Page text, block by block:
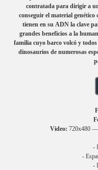
contratada para dirigir a
conseguir el material genético
tienen en su ADN la clave
grandes beneficios a la
familia cuyo barco volcó y
dinosaurios de numerosas
Video: 720x480
-
-
-